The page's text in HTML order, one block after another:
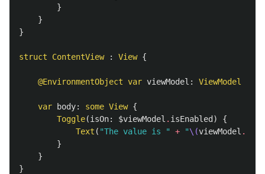
}
}
}
struct ContentView : View {
@EnvironmentObject var viewModel : ViewModel
var body: some View {
Toggle(isOn: $viewModel . isEnabled)
{
Text ( "The value is " + "\(viewModel .
}
}
}